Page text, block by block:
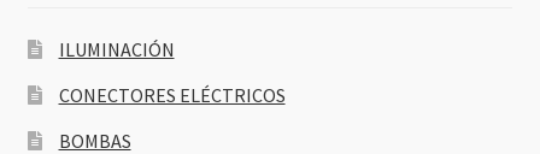
ILUMINACIÓN
CONECTORES ELÉCTRICOS
BOMBAS